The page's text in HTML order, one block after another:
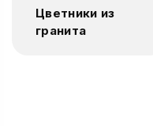
Цветники из
гранита